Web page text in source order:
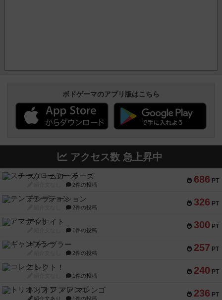
ボドゲーマのアプリ版はこちら
アクセス数 急上昇中
686 PT
スチームローラーズ
2件の投稿
326 PT
テンプテーション
2件の投稿
300 PT
アマナイト
1件の投稿
257 PT
ギャンブラー
2件の投稿
240 PT
コレクト！
1件の投稿
236 PT
トリオンフ ア マレンゴ
紹介文あり 1件の投稿